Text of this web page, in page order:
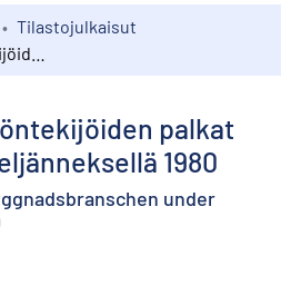
Tilastojulkaisut
palkat
1980
under